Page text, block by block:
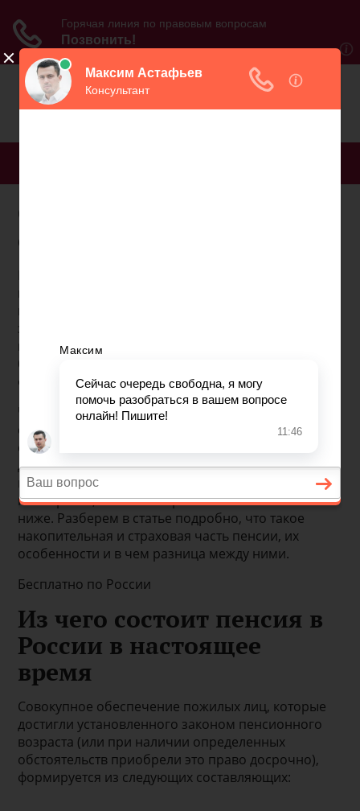
С какого года только
страховая часть пенсии
проводимая в Российской Федерации с самого
начала века и регулярно меняющееся
законодательство в этой сфере усложняют
понимание гражданами не только размер своей
будущей пенсии, но также порядок и способы ее
формирования.
Чтобы грамотно распорядиться своими
страховыми взносами и накопить достаточно
средств на жизнь после прекращения трудовой
деятельности и выхода на заслуженный отдых,
необходимо знать, из каких частей состоит пенсия
по старости, о чем мы и расскажем в этой статье
ниже. Разберем в статье подробно, что такое
накопительная и страховая часть пенсии, их
особенности и в чем разница между ними.
Бесплатно по России
Из чего состоит пенсия в
России в настоящее
время
Совокупное обеспечение пожилых лиц, которые
достигли установленного законом пенсионного
возраста (или при наличии определенных
обстоятельств приобрели это право досрочно),
формируется из следующих составляющих: